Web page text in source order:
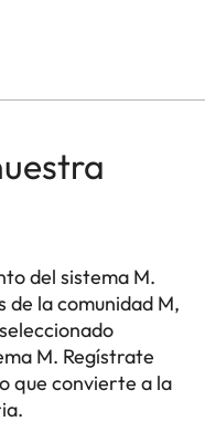
del sistema M.
de la comunidad M,
M. Regístrate
que convierte a la